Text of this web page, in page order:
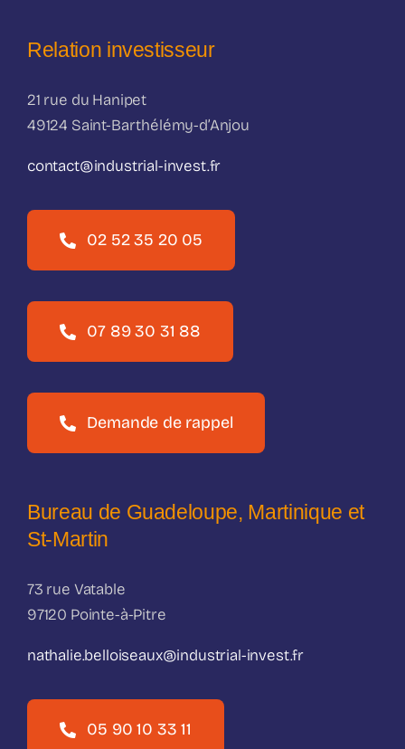
Relation investisseur
21 rue du Hanipet
49124 Saint-Barthélémy-d’Anjou
contact@industrial-invest.fr
02 52 35 20 05
07 89 30 31 88
Demande de rappel
Bureau de Guadeloupe, Martinique et
St-Martin
73 rue Vatable
97120 Pointe-à-Pitre
nathalie.belloiseaux@industrial-invest.fr
05 90 10 33 11